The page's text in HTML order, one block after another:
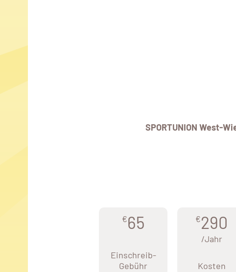
SPORTUNION West-
€65
Einschreib-
Gebühr
€290
/Jahr
Kosten